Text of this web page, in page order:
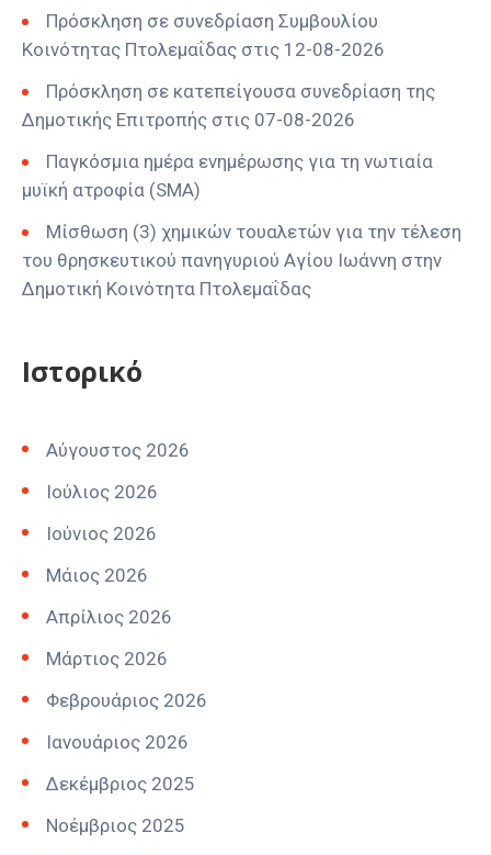
Πρόσκληση σε συνεδρίαση Συμβουλίου
Κοινότητας Πτολεμαΐδας στις 12-08-2026
Πρόσκληση σε κατεπείγουσα συνεδρίαση της
Δημοτικής Επιτροπής στις 07-08-2026
Παγκόσμια ημέρα ενημέρωσης για τη νωτιαία
μυϊκή ατροφία (SMA)
Μίσθωση (3) χημικών τουαλετών για την τέλεση
του θρησκευτικού πανηγυριού Αγίου Ιωάννη στην
Δημοτική Κοινότητα Πτολεμαΐδας
Ιστορικό
Αύγουστος 2026
Ιούλιος 2026
Ιούνιος 2026
Μάιος 2026
Απρίλιος 2026
Μάρτιος 2026
Φεβρουάριος 2026
Ιανουάριος 2026
Δεκέμβριος 2025
Νοέμβριος 2025